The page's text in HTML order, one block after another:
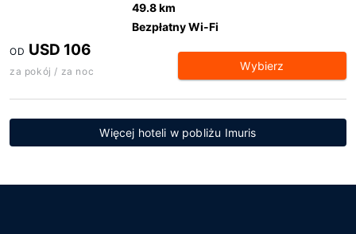
49.8 km
Bezpłatny Wi-Fi
OD USD 106
za pokój / za noc Wybierz
Więcej hoteli w pobliżu Imuris